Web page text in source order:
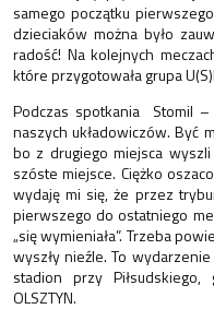
samego początku
dzieciaków można było
radość! Na kolejnych
które przygotowała grupa
Podczas spotkania Stomil –
naszych układowiczów. Być
bo z drugiego miejsca
szóste miejsce. Ciężko
wydaję mi się, że przez
pierwszego do ostatniego
„się wymieniała”. Trzeba
wyszły nieźle. To
stadion przy
OLSZTYN.